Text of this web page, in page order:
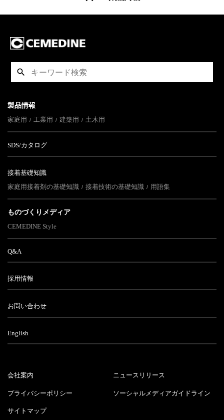
製品情報
家庭用
工業用 建築用 土木用
SDS/カタログ
接着基礎知識
家庭用接着剤の基礎知識
接着技術の基礎知識 用語集
ものづくりメディア
CEMEDINE Style
Q&A
採用情報
お問い合わせ
English
会社案内 ニュースリリース
プライバシーポリシー ソーシャルメディアガイドライン
サイトマップ